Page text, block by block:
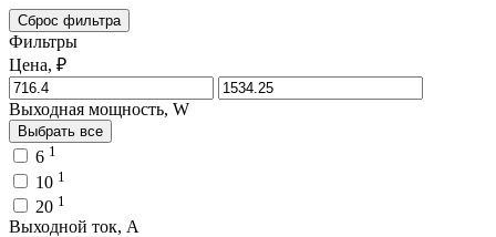
Сброс фильтра
Фильтры
Цена, ₽
Выходная мощность, W
Выбрать все
6 1
10 1
20 1
Выходной ток, A